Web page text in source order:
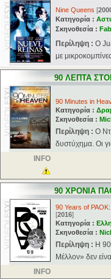
Nine Queens [
Κατηγορία :
Σκηνοθεσία :
Περίληψη : Ο
με
90 ΛΕΠΤΑ
90 Minutes in
Κατηγορία :
Σκηνοθεσία :
Περίληψη : Ο
δυστύχημα. Οι
INFO
90 ΧΡΟΝΙΑ
90 Years of
[2016]
Κατηγορία :
Σκηνοθεσία :
Περίληψη : Η
Μέλλον» δεν
INFO